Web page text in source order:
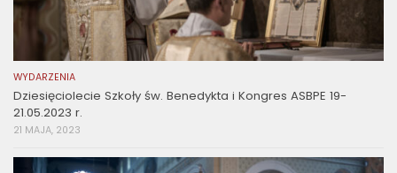
WYDARZENIA
Dziesięciolecie Szkoły św. Benedykta i Kongres ASBPE 19-
21.05.2023 r.
21 MAJA, 2023